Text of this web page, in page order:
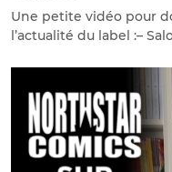
Une petite vidéo pour
l’actualité du label :–